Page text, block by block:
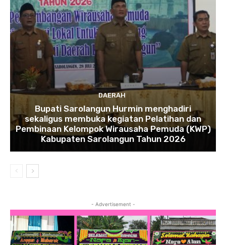
DAERAH
Bupati Sarolangun Hurmin menghadiri
sekaligus membuka kegiatan Pelatihan dan
Pembinaan Kelompok Wirausaha Pemuda (KWP)
Kabupaten Sarolangun Tahun 2026
- Advertisement -